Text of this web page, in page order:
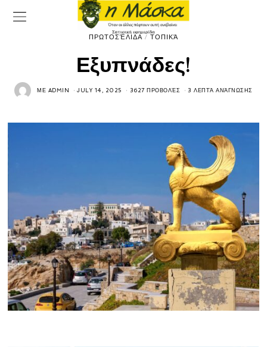
ΠΡΩΤΟΣΈΛΙΔΑ / ΤΟΠΙΚΆ
Εξυπνάδες!
ΜΕ ADMIN JULY 14, 2025 3627 ΠΡΟΒΟΛΈΣ 3 ΛΕΠΤΆ ΑΝΆΓΝΩΣΗΣ